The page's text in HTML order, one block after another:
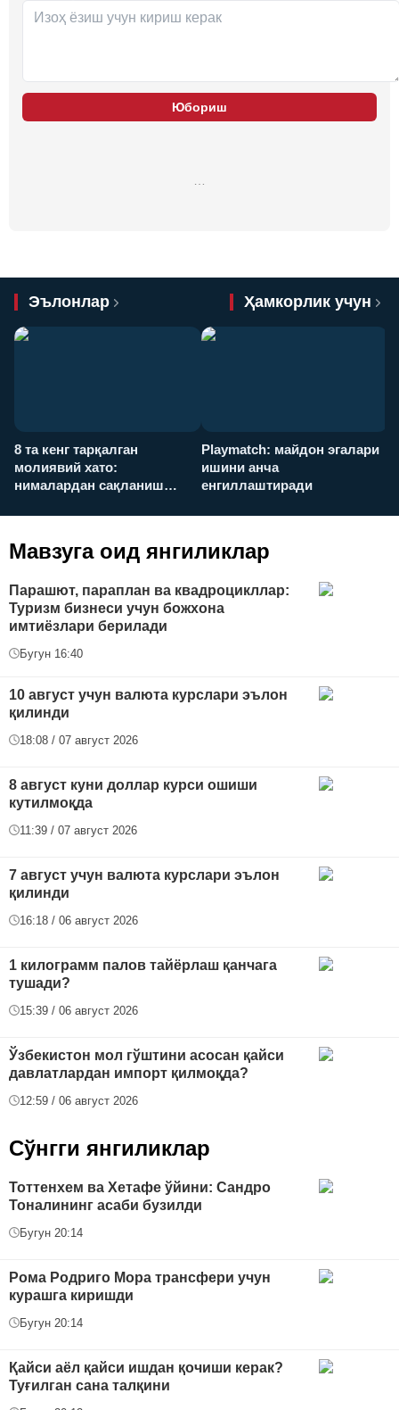
Юбориш
Эълонлар Ҳамкорлик учун
8 та кенг тарқалган
молиявий хато:
нималардан сақланиш
Playmatch: майдон эгалари
ишини анча
енгиллаштиради
Мавзуга оид янгиликлар
Парашют, параплан ва квадроцикллар:
Туризм бизнеси учун божхона
имтиёзлари берилади
Бугун 16:40
10 август учун валюта курслари эълон
қилинди
18:08 / 07 август 2026
8 август куни доллар курси ошиши
кутилмоқда
11:39 / 07 август 2026
7 август учун валюта курслари эълон
қилинди
16:18 / 06 август 2026
1 килограмм палов тайёрлаш қанчага
тушади?
15:39 / 06 август 2026
Ўзбекистон мол гўштини асосан қайси
давлатлардан импорт қилмоқда?
12:59 / 06 август 2026
Сўнгги янгиликлар
Тоттенхем ва Хетафе ўйини: Сандро
Тоналининг асаби бузилди
Бугун 20:14
Рома Родриго Мора трансфери учун
курашга киришди
Бугун 20:14
Қайси аёл қайси ишдан қочиши керак?
Туғилган сана талқини